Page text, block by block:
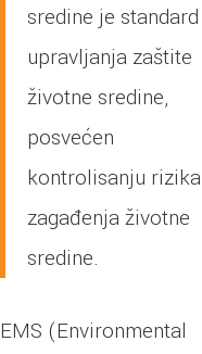
sredine je standard
upravljanja zaštite
životne sredine,
posvećen
kontrolisanju rizika
zagađenja životne
sredine.
EMS (Environmental